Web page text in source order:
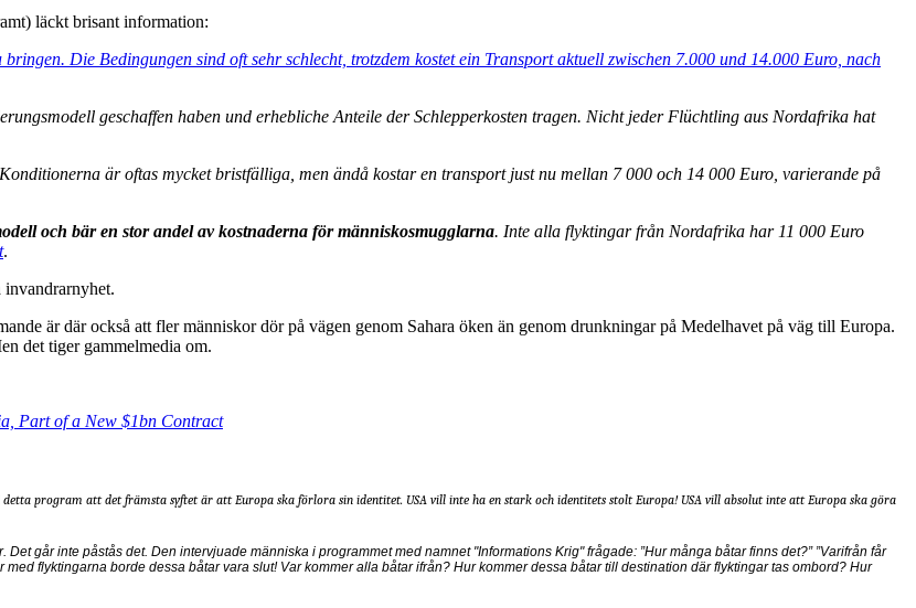
läckt brisant information:
Die Bedingungen sind oft sehr schlecht, trotzdem kostet ein Transport aktuell zwischen 7.000 und 14.000 Euro, nach
geschaffen haben und erhebliche Anteile der Schlepperkosten tragen. Nicht jeder Flüchtling aus Nordafrika hat
är oftas mycket bristfälliga, men ändå kostar en transport just nu mellan 7 000 och 14 000 Euro, varierande på
och bär en stor andel av kostnaderna för människosmugglarna. Inte alla flyktingar från Nordafrika har 11 000 Euro
.
är där också att fler människor dör på vägen genom Sahara öken än genom drunkningar på Medelhavet på väg till Europa.
det tiger gammelmedia om.
Part of a New $1bn Contract
program att det främsta syftet är att Europa ska förlora sin identitet. USA vill inte ha en stark och identitets stolt Europa! USA vill absolut inte att Europa ska göra
går inte påstås det. Den intervjuade människa i programmet med namnet "Informations Krig" frågade: ”Hur många båtar finns det?” ”Varifrån får
flyktingarna borde dessa båtar vara slut! Var kommer alla båtar ifrån? Hur kommer dessa båtar till destination där flyktingar tas ombord? Hur